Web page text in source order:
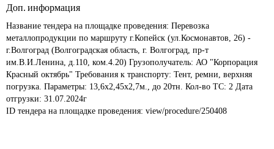
Доп. информация
Название тендера на площадке проведения: Перевозка
металлопродукции по маршруту г.Копейск (ул.Космонавтов, 26) -
г.Волгоград (Волгоградская область, г. Волгоград, пр-т
им.В.И.Ленина, д.110, ком.4.20) Грузополучатель: АО "Корпорация
Красный октябрь" Требования к транспорту: Тент, ремни, верхняя
погрузка. Параметры: 13,6х2,45х2,7м., до 20тн. Кол-во ТС: 2 Дата
отгрузки: 31.07.2024г
ID тендера на площадке проведения: view/procedure/250408